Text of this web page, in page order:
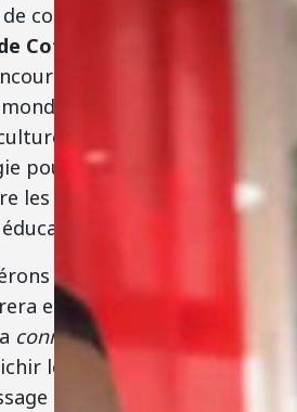
connaissances. Le
Cote-Plage
ses élèves à
à découvrir de
et à utiliser la
pour renforcer les
les communautés
éducatives.
que cette vidéo
et vous montrera
connexion à distance
les expériences
et développer de